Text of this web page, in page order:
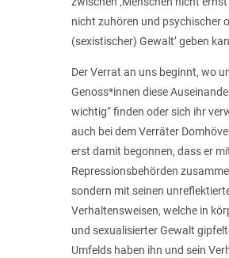
nicht zuhören und psychischer
(sexistischer) Gewalt’ geben
Der Verrat an uns beginnt, wo
Genoss*innen diese
wichtig“ finden oder sich ihr
auch bei dem Verräter
erst damit begonnen, dass er
Repressionsbehörden
sondern mit seinen
Verhaltensweisen, welche in
und sexualisierter Gewalt
Umfelds haben ihn und sein